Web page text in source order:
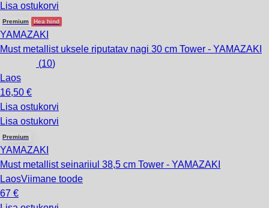
Lisa ostukorvi
Premium Hea hind
YAMAZAKI
Must metallist uksele riputatav nagi 30 cm Tower - YAMAZAKI
(10)
Laos
16,50 €
Lisa ostukorvi
Lisa ostukorvi
Premium
YAMAZAKI
Must metallist seinariiul 38,5 cm Tower - YAMAZAKI
LaosViimane toode
67 €